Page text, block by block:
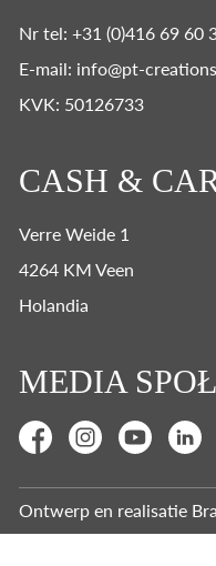
Nr tel: +31 (0)416 69 60
E-mail: info@pt-
KVK: 50126733
CASH &
Verre Weide 1
4264 KM Veen
Holandia
MEDIA
Ontwerp en realisatie